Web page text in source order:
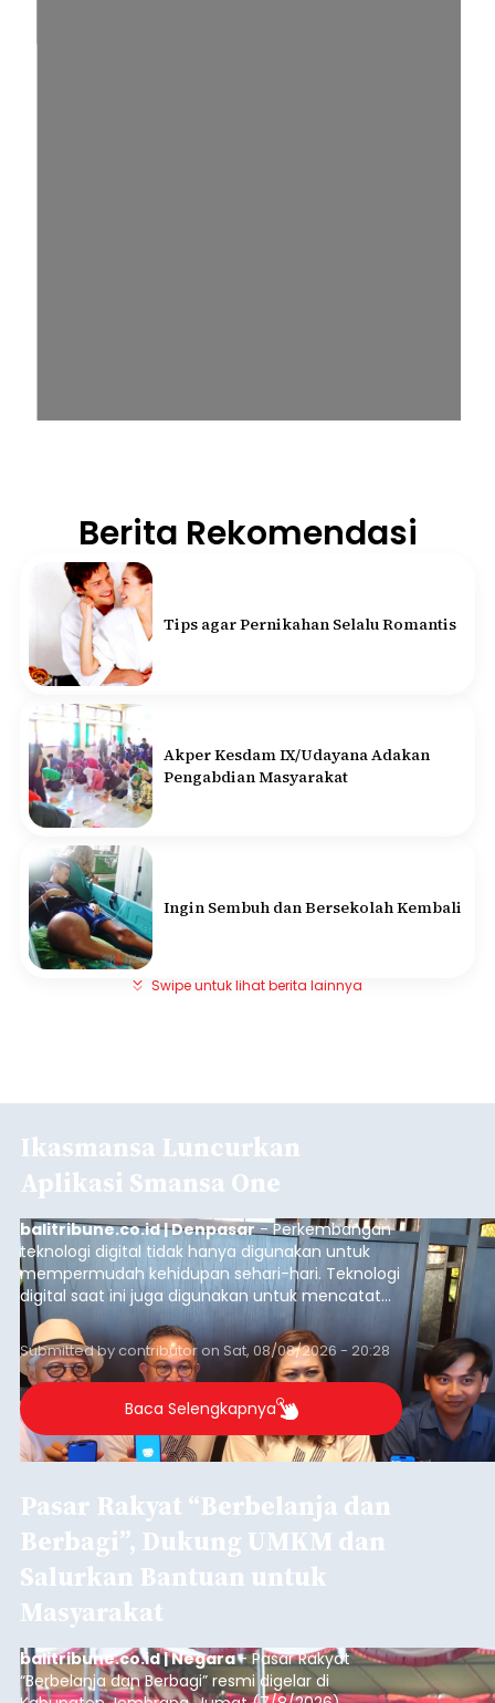
Berita Rekomendasi
Tips agar Pernikahan Selalu Romantis
Akper Kesdam IX/Udayana Adakan
Pengabdian Masyarakat
Ingin Sembuh dan Bersekolah Kembali
Swipe untuk lihat berita lainnya
Ikasmansa Luncurkan
Aplikasi Smansa One
balitribune.co.id | Denpasar- Perkembangan
teknologi digital tidak hanya digunakan untuk
mempermudah kehidupan sehari-hari. Teknologi
digital saat ini juga digunakan untuk mencatat
dan mengelola data base alumni dari suatu
sekolah, salah satunya adalah alumni SMA 1
Denpasar.
Submitted bycontributoronSat, 08/08/2026 - 20:28
Baca Selengkapnya
Pasar Rakyat “Berbelanja dan
Berbagi”, Dukung UMKM dan
Salurkan Bantuan untuk
Masyarakat
balitribune.co.id | Negara- Pasar Rakyat
“Berbelanja dan Berbagi” resmi digelar di